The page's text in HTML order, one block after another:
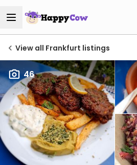
View all Frankfurt listings
46